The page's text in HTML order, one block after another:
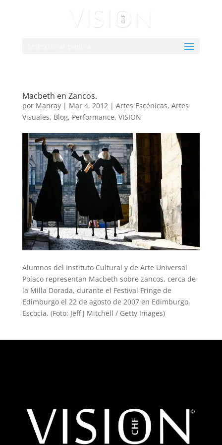
Macbeth en Zancos.
por Manray| Mar 4, 2012| Artes Escénicas, Artes
Visuales, Blog, Performance, VISION
Alumnos del Instituto Cultural y de Arte Universal
Polaco representan Macbeth sobre zancos, cerca de
la Milla Dorada, durante el Festival Fringe de
Edimburgo el 22 de agosto de 2007 en Edimburgo,
Escocia. (Foto: Jeff J Mitchell / Getty Images)